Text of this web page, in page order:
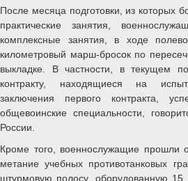
После месяца подготовки, из которых
практические занятия,
комплексные занятия, в ходе
километровый марш-бросок по
выкладке. В частности, в текущем
контракту, находящиеся на
заключения первого контракта,
общевоинские специальности,
России.
Кроме того, военнослужащие прошли
метание учебных противотанковых
штурмовую полосу, оборудованную 15